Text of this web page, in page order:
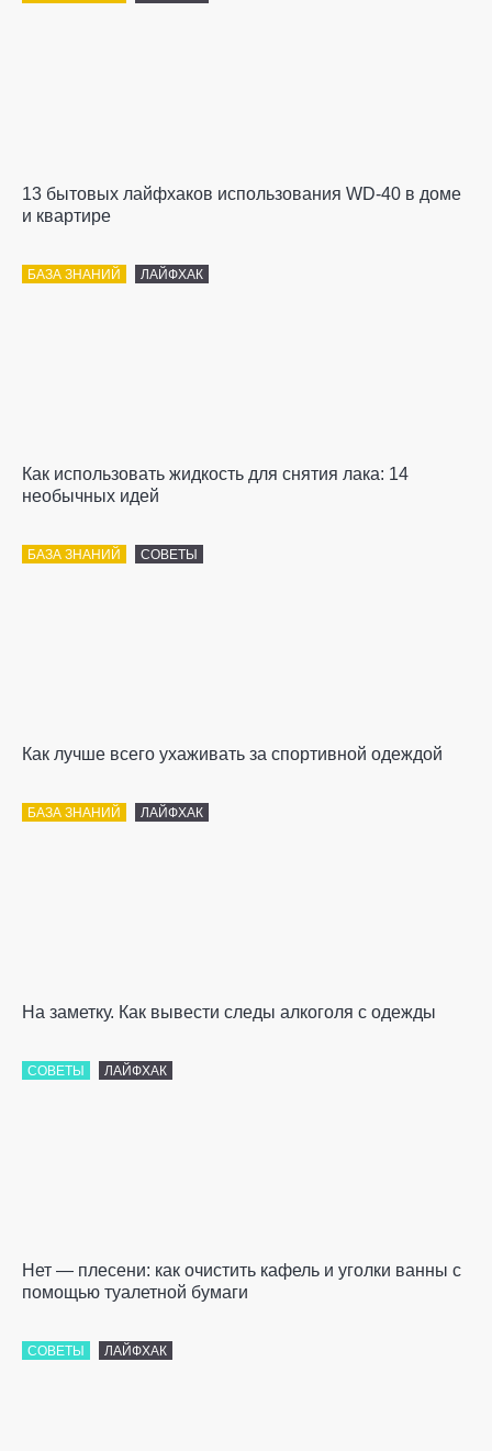
13 бытовых лайфхаков использования WD-40 в доме
и квартире
БАЗА ЗНАНИЙ ЛАЙФХАК
Как использовать жидкость для снятия лака: 14
необычных идей
БАЗА ЗНАНИЙ СОВЕТЫ
Как лучше всего ухаживать за спортивной одеждой
БАЗА ЗНАНИЙ ЛАЙФХАК
На заметку. Как вывести следы алкоголя с одежды
СОВЕТЫ ЛАЙФХАК
Нет — плесени: как очистить кафель и уголки ванны с
помощью туалетной бумаги
СОВЕТЫ ЛАЙФХАК